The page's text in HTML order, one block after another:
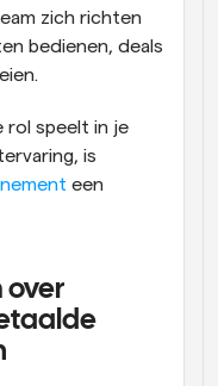
zich richten
bedienen, deals
rol speelt in je
een
over